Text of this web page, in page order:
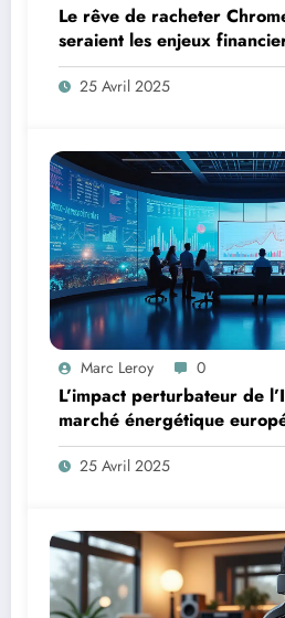
Le rêve de racheter
seraient les enjeux
25 Avril 2025
Marc Leroy 0
L’impact perturbateur de
marché énergétique
25 Avril 2025